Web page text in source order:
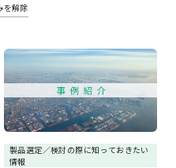
を解除
製品選定／検討の際に知っておきたい
情報